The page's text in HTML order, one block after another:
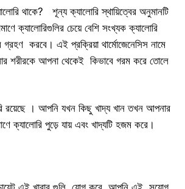
থাকে? শূন্য ক্যালোরি স্থায়িত্বের অনুমানটি
ক্যালোরিগুলির চেয়ে বেশি সংখ্যক ক্যালোরি
গ্রহণ করবে। এই প্রক্রিয়া থার্মোজেনেসিস নামে
শরীরকে আপনা থেকেই কিভাবে গরম করে তোলে
রয়েছে । আপনি যখন কিছু খাদ্য খান তখন আপনার
ক্যালোরি পুড়ে যায় এবং খাদ্যটি হজম করে।